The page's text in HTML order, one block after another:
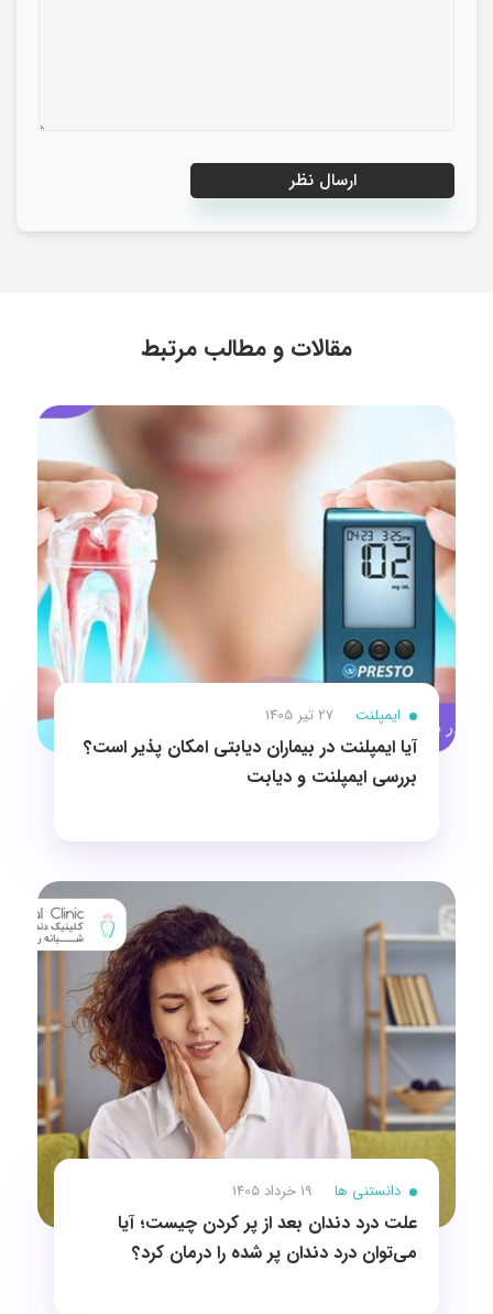
مقالات و مطالب مرتبط
ایمپلنت 27 تیر 1405
آیا ایمپلنت در بیماران دیابتی امکان پذیر است؟
بررسی ایمپلنت و دیابت
دانستنی ها 19 خرداد 1405
علت درد دندان بعد از پر کردن چیست؛ آیا
می‌توان درد دندان پر شده را درمان کرد؟